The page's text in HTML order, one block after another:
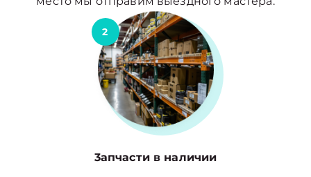
2
3апчасти в наличии